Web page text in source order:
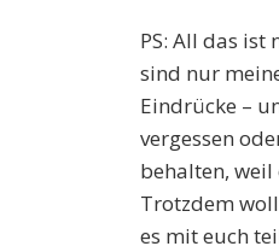
PS: All das
sind nur
Eindrücke –
vergessen
behalten, weil
Trotzdem
es mit euch